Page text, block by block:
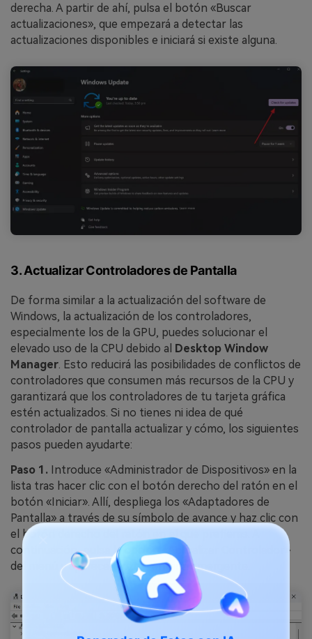
derecha. A partir de ahí, pulsa el botón «Buscar
actualizaciones», que empezará a detectar las
actualizaciones disponibles e iniciará si existe alguna.
3. Actualizar Controladores de Pantalla
De forma similar a la actualización del software de
Windows, la actualización de los controladores,
especialmente los de la GPU, puedes solucionar el
elevado uso de la CPU debido al Desktop Window
Manager. Esto reducirá las posibilidades de conflictos de
controladores que consumen más recursos de la CPU y
garantizará que los controladores de tu tarjeta gráfica
estén actualizados. Si no tienes ni idea de qué
controlador de pantalla actualizar y cómo, los siguientes
pasos pueden ayudarte:
Paso 1. Introduce «Administrador de Dispositivos» en la
lista tras hacer clic con el botón derecho del ratón en el
botón «Iniciar». Allí, despliega los «Adaptadores de
Pantalla» a través de su símbolo de avance y haz clic con
el botón derecho del ratón en el que prefieras. A
continuación, pulsa la opción «Actualizar Controlador»
del menú y aparecerá otra ventana emergente.